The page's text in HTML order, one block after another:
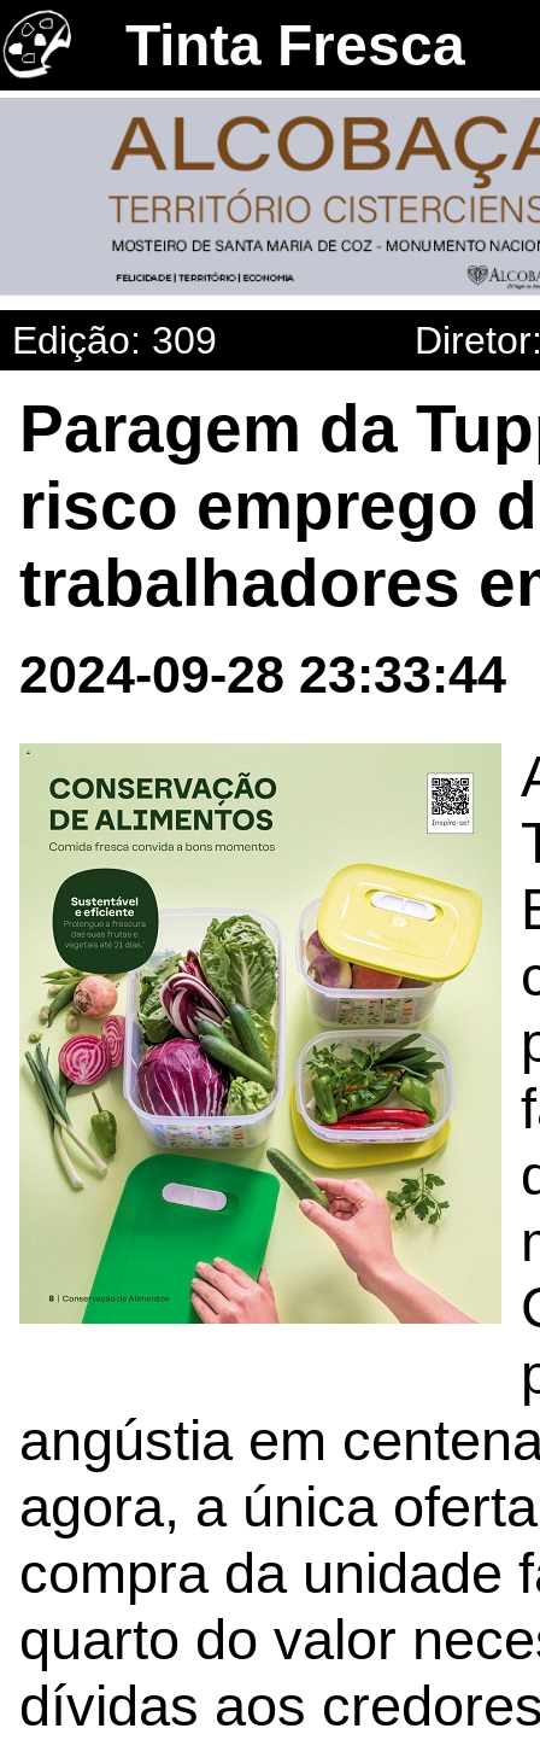
Tinta Fresca
Edição: 309
Paragem da
risco emprego
trabalhadores
2024-09-28 23:33:44
angústia em
agora, a única
compra da unidade
quarto do valor
dívidas aos